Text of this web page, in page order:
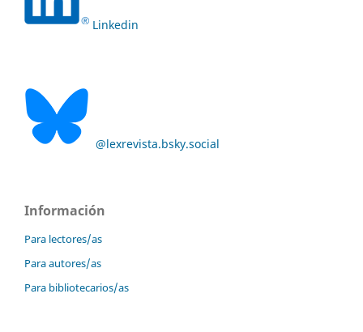
Linkedin
@lexrevista.bsky.social
Información
Para lectores/as
Para autores/as
Para bibliotecarios/as